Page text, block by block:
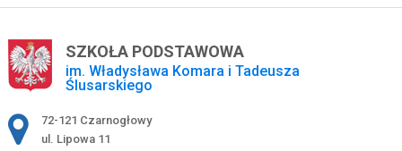
SZKOŁA PODSTAWOWA
im. Władysława Komara i Tadeusza
Ślusarskiego
Adres pocztowy:
72-121 Czarnogłowy
ul. Lipowa 11